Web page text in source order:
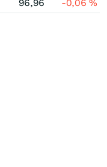
96,96 -0,06%